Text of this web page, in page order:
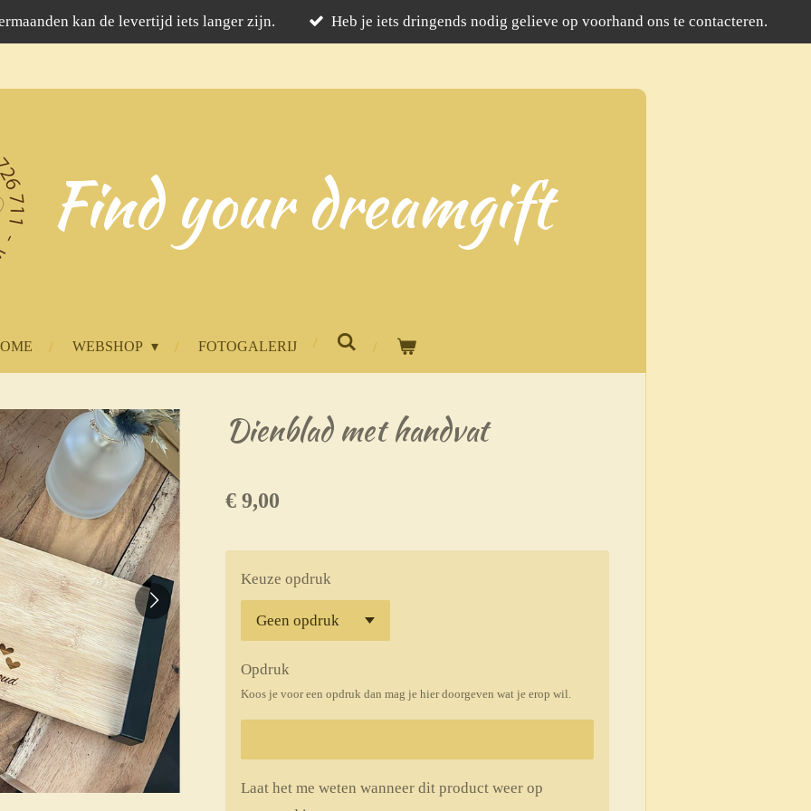
kan de levertijd iets langer zijn. Heb je iets dringends nodig gelieve op voorhand ons te contacteren.
Find your dreamgift
WEBSHOP FOTOGALERIJ
Dienblad met handvat
€ 9,00
Keuze opdruk
Opdruk
Koos je voor een opdruk dan mag je hier doorgeven wat je erop wil.
Laat het me weten wanneer dit product weer op